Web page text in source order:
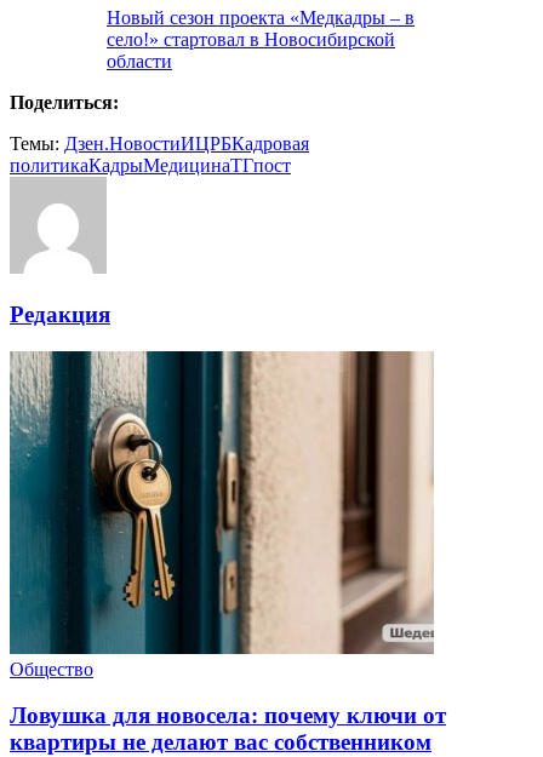
Новый сезон проекта «Медкадры – в
село!» стартовал в Новосибирской
области
Поделиться:
Темы: Дзен.НовостиИЦРБКадровая
политикаКадрыМедицинаТГпост
Редакция
Общество
Ловушка для новосела: почему ключи от
квартиры не делают вас собственником